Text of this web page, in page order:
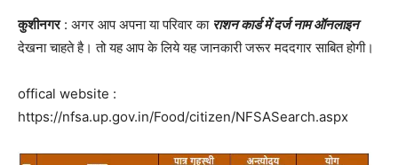
कुशीनगर: अगर आप अपना या परिवार का राशन कार्ड में दर्ज नाम ऑनलाइन
देखना चाहते है। तो यह आप के लिये यह जानकारी जरूर मददगार साबित होगी।
offical website :
https://nfsa.up.gov.in/Food/citizen/NFSASearch.aspx